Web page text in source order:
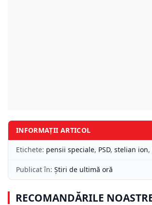
INFORMAȚII ARTICOL
Etichete: pensii speciale, PSD, stelian ion,
Publicat în: Știri de ultimă oră
RECOMANDĂRILE